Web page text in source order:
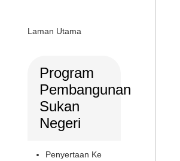
Laman Utama
Program
Pembangunan
Sukan
Negeri
Penyertaan Ke